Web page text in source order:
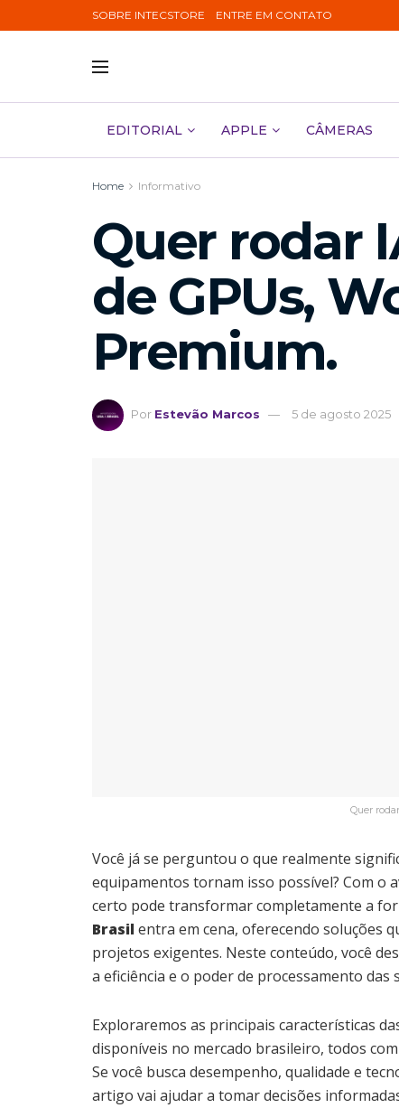
SOBRE INTECSTORE ENTRE EM CONTATO
EDITORIAL APPLE CÂMERAS
Home Informativo
Quer rodar
de GPUs,
Premium.
Por Estevão Marcos 5 de agosto 2025
Quer
Você já se perguntou o que realmente
equipamentos tornam isso possível? Com o
certo pode transformar completamente a
Brasil entra em cena, oferecendo soluções
projetos exigentes. Neste conteúdo, você
a eficiência e o poder de processamento das
Exploraremos as principais características
disponíveis no mercado brasileiro, todos
Se você busca desempenho, qualidade e
artigo vai ajudar a tomar decisões